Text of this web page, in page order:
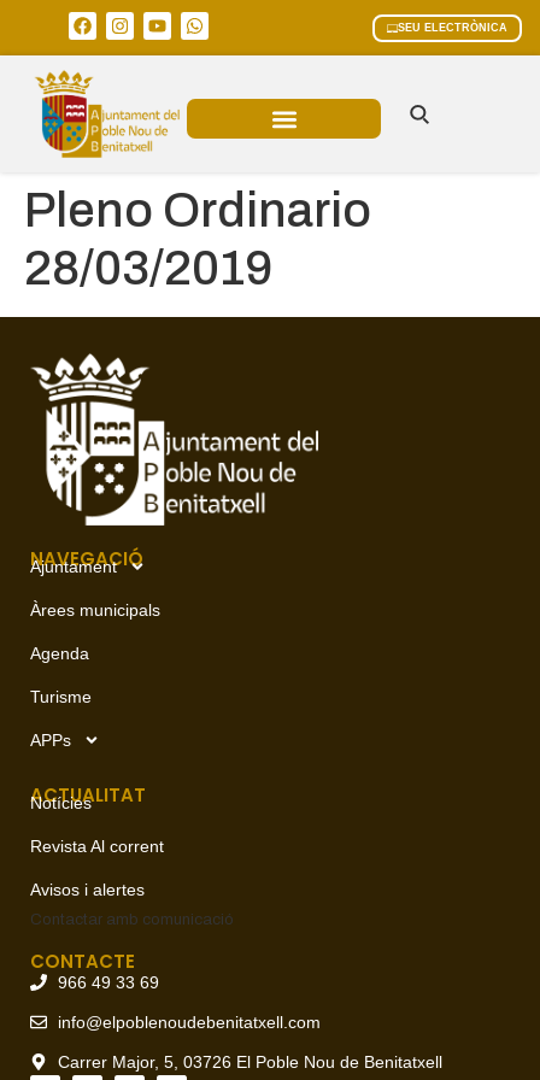
SEU ELECTRÒNICA
Pleno Ordinario
28/03/2019
NAVEGACIÓ
Ajuntament
Àrees municipals
Agenda
Turisme
APPs
ACTUALITAT
Notícies
Revista Al corrent
Avisos i alertes
Contactar amb comunicació
CONTACTE
966 49 33 69
info@elpoblenoudebenitatxell.com
Carrer Major, 5, 03726 El Poble Nou de Benitatxell